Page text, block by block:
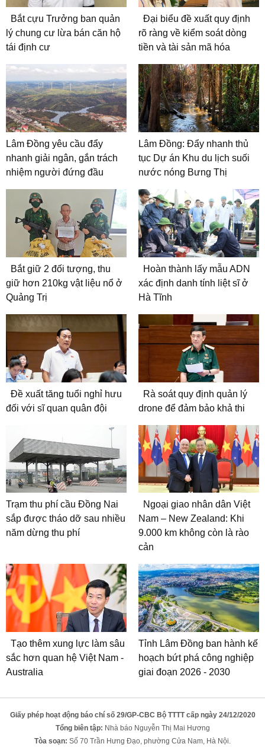
Bắt cựu Trưởng ban quản
lý chung cư lừa bán căn hộ
tái định cư
Đại biểu đề xuất quy định
rõ ràng về kiểm soát dòng
tiền và tài sản mã hóa
Lâm Đồng yêu cầu đẩy
nhanh giải ngân, gắn trách
nhiệm người đứng đầu
Lâm Đồng: Đẩy nhanh thủ
tục Dự án Khu du lịch suối
nước nóng Bưng Thị
Bắt giữ 2 đối tượng, thu
giữ hơn 210kg vật liệu nổ ở
Quảng Trị
Hoàn thành lấy mẫu ADN
xác định danh tính liệt sĩ ở
Hà Tĩnh
Đề xuất tăng tuổi nghỉ hưu
đối với sĩ quan quân đội
Rà soát quy định quản lý
drone để đảm bảo khả thi
Trạm thu phí cầu Đồng Nai
sắp được tháo dỡ sau nhiều
năm dừng thu phí
Ngoại giao nhân dân Việt
Nam – New Zealand: Khi
9.000 km không còn là rào
cản
Tạo thêm xung lực làm sâu
sắc hơn quan hệ Việt Nam -
Australia
Tỉnh Lâm Đồng ban hành kế
hoạch bứt phá công nghiệp
giai đoạn 2026 - 2030
Giấy phép hoạt động báo chí số 29/GP-CBC Bộ TTTT cấp ngày 24/12/2020
Tổng biên tập: Nhà báo Nguyễn Thị Mai Hương
Tòa soạn: Số 70 Trần Hưng Đạo, phường Cửa Nam, Hà Nội.